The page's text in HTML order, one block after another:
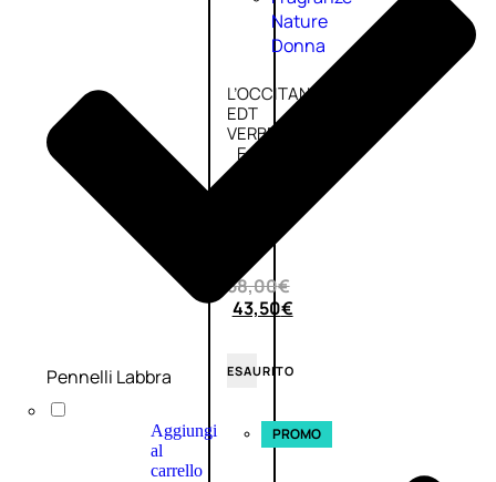
Nature
Donna
L’OCCITANE
EDT
VERBENA
E
58,00€
43,50€
ESAURITO
Aggiungi
al
carrello
PROMO
Pennelli Labbra